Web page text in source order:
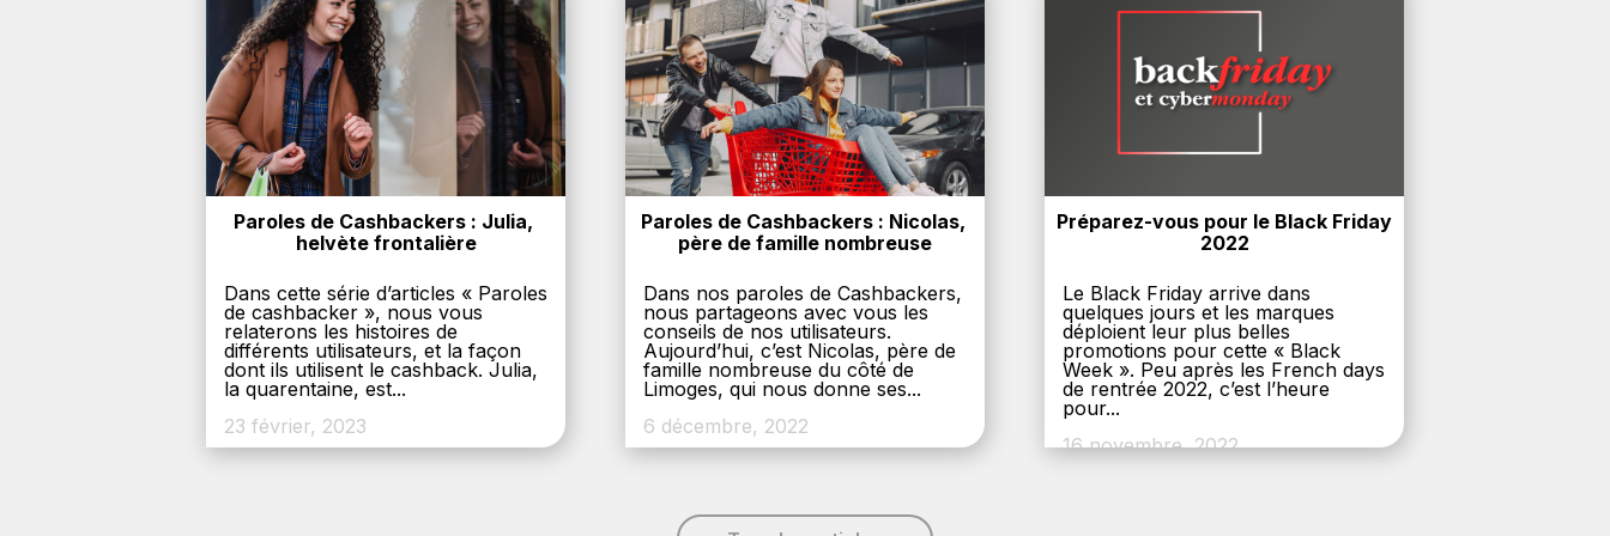
Paroles de Cashbackers : Julia,
helvète frontalière
Dans cette série d’articles « Paroles
de cashbacker », nous vous
relaterons les histoires de
différents utilisateurs, et la façon
dont ils utilisent le cashback. Julia,
la quarentaine, est...
23 février, 2023
Paroles de Cashbackers : Nicolas,
père de famille nombreuse
Dans nos paroles de Cashbackers,
nous partageons avec vous les
conseils de nos utilisateurs.
Aujourd’hui, c’est Nicolas, père de
famille nombreuse du côté de
Limoges, qui nous donne ses...
6 décembre, 2022
Préparez-vous pour le Black Friday
2022
Le Black Friday arrive dans
quelques jours et les marques
déploient leur plus belles
promotions pour cette « Black
Week ». Peu après les French days
de rentrée 2022, c’est l’heure
pour...
16 novembre, 2022